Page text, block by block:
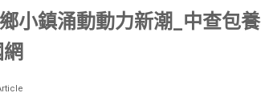
小鎮涌動動力新潮_中查包養